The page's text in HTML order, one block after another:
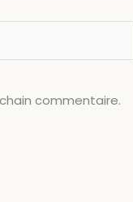
commentaire.